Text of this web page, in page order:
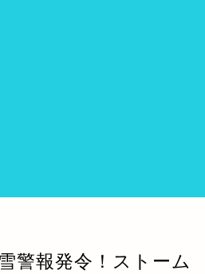
警報発令！ストーム